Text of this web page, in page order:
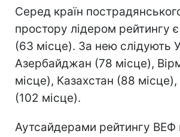
Серед країн
простору лідером рейтингу є
(63 місце). За нею слідують
Азербайджан (78 місце),
місце), Казахстан (88
(102 місце).
Аутсайдерами рейтингу ВЕФ